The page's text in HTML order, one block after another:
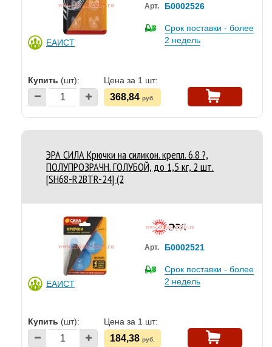
ЕАИСТ
Арт. Б0002526
Срок поставки - более
2 недель
Купить (шт): Цена за 1 шт:
368,84 руб.
ЭРА СИЛА Крючки на силикон. крепл. 6.8 ?,
ПОЛУПРОЗРАЧН. ГОЛУБОЙ, до 1,5 кг, 2 шт.
[SH68-R2BTR-24] (2
ЕАИСТ
Арт. Б0002521
Срок поставки - более
2 недель
Купить (шт): Цена за 1 шт:
184,38 руб.